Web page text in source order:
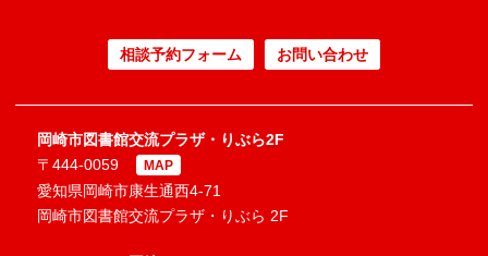
相談予約フォーム お問い合わせ
岡崎市図書館交流プラザ・りぶら2F
〒444-0059
MAP
愛知県岡崎市康生通西4-71
岡崎市図書館交流プラザ・りぶら 2F